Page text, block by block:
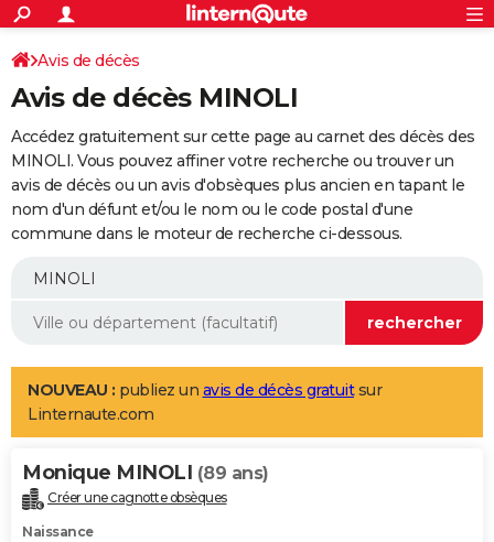
ACTUALITÉS
Politique
Société
Faits Divers
Education
Monde
Villes
+
SPORT
Coupe du monde 2026
Football
Tennis
Cyclisme
Rugby
Forum
Programme TV
TNT
Streaming
Cinéma
Sorties cinéma
Musique
+
FINANCE
Retraite
Epargne
Immobilier
Risques naturels par ville
Banque
Assurance
AUTO
Essais
Réserver un essai
Citadines
Berlines
SUV
Forum auto
+
Mobiles
Meilleur smartphone
Internet
Ordinateurs
Jeux vidéo
Guide high-tech
Aménagement intérieur
LIFESTYLE
Art de vivre
Bien-être
Loisirs
Mode
Modes de vie
Alimentation
Guide de la santé
Maladies
Médicaments
Sommeil
VOYAGE
Destinations
City break
Voyage nature
Voyage de noces
Forum
Climat
+PHOTO
Avis de décès
Avis de décès MINOLI
Accédez gratuitement sur cette page au carnet des décès des
MINOLI. Vous pouvez affiner votre recherche ou trouver un
avis de décès ou un avis d'obsèques plus ancien en tapant le
nom d'un défunt et/ou le nom ou le code postal d'une
commune dans le moteur de recherche ci-dessous.
NOUVEAU : publiez un avis de décès gratuitsur
Linternaute.com
Monique MINOLI (89 ans)
Créer une cagnotte obsèques
Naissance